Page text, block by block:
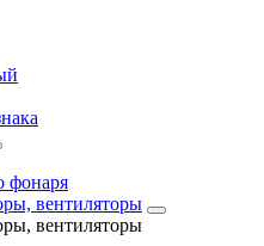
фонаря
вентиляторы
вентиляторы